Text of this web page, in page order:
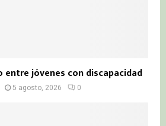
entre jóvenes con discapacidad
5 agosto, 2026 0